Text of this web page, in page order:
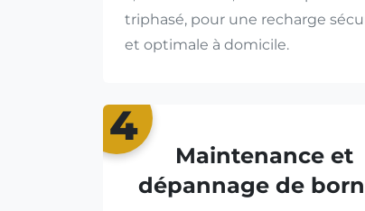
triphasé, pour une recharge
et optimale à domicile.
4
Maintenance et
dépannage de